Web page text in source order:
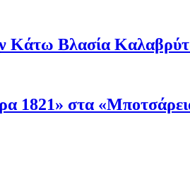
Κάτω Βλασία
1821» στα